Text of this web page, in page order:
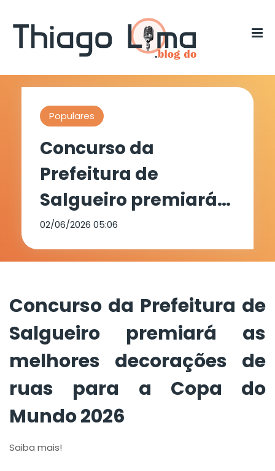
Populares
Concurso da
Prefeitura de
Salgueiro premiará
as melhores
decorações de ruas
Mundo 2026
02/06/2026 05:06
Concurso da Prefeitura de
Salgueiro premiará as
melhores decorações de
ruas para a Copa do
Mundo 2026
Saiba mais!